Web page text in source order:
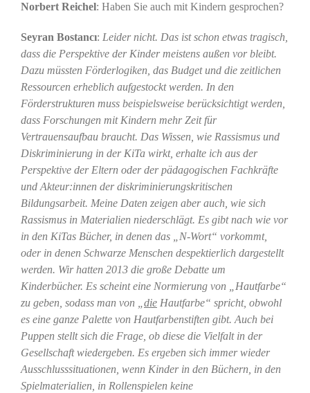
Norbert Reichel: Haben Sie auch mit Kindern gesprochen?
Seyran Bostancı: Leider nicht. Das ist schon etwas tragisch,
dass die Perspektive der Kinder meistens außen vor bleibt.
Dazu müssten Förderlogiken, das Budget und die zeitlichen
Ressourcen erheblich aufgestockt werden. In den
Förderstrukturen muss beispielsweise berücksichtigt werden,
dass Forschungen mit Kindern mehr Zeit für
Vertrauensaufbau braucht. Das Wissen, wie Rassismus und
Diskriminierung in der KiTa wirkt, erhalte ich aus der
Perspektive der Eltern oder der pädagogischen Fachkräfte
und Akteur:innen der diskriminierungskritischen
Bildungsarbeit. Meine Daten zeigen aber auch, wie sich
Rassismus in Materialien niederschlägt. Es gibt nach wie vor
in den KiTas Bücher, in denen das „N-Wort“ vorkommt,
oder in denen Schwarze Menschen despektierlich dargestellt
werden. Wir hatten 2013 die große Debatte um
Kinderbücher. Es scheint eine Normierung von „Hautfarbe“
zu geben, sodass man von „ dieHautfarbe“ spricht, obwohl
es eine ganze Palette von Hautfarbenstiften gibt. Auch bei
Puppen stellt sich die Frage, ob diese die Vielfalt in der
Gesellschaft wiedergeben. Es ergeben sich immer wieder
Ausschlusssituationen, wenn Kinder in den Büchern, in den
Spielmaterialien, in Rollenspielen keine